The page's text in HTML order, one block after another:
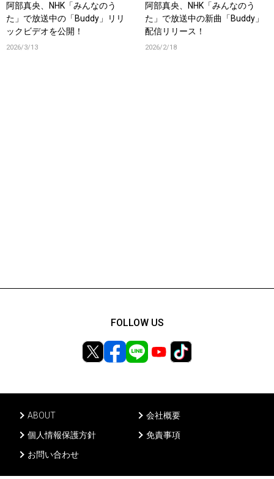
阿部真央、NHK「みんなのう
た」で放送中の「Buddy」リリ
ックビデオを公開！
2026/3/13
阿部真央、NHK「みんなのう
た」で放送中の新曲「Buddy」
配信リリース！
2026/2/18
ABOUT
会社概要
個人情報保護方針
免責事項
お問い合わせ
FOLLOW US